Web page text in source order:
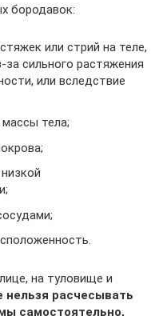
бородавок:
или стрий на теле,
сильного растяжения
или вследствие
тела;
на туловище и
нельзя расчесывать
самостоятельно,